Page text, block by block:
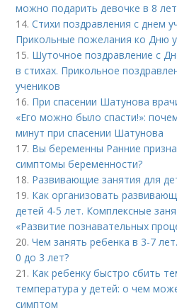
можно подарить девочке в 8
14.Стихи поздравления с днем
Прикольные пожелания ко Дню
15. Шуточное поздравление с
в стихах. Прикольное
учеников
16. При спасении Шатунова
«Его можно было спасти!»:
минут при спасении Шатунова
17. Вы беременны Ранние
симптомы беременности?
18. Развивающие занятия для
19. Как организовать
детей 4-5 лет. Комплексные
«Развитие познавательных
20.Чем занять ребенка в 3-7
0 до 3 лет?
21. Как ребенку быстро сбить
температура у детей: о чем
симптом